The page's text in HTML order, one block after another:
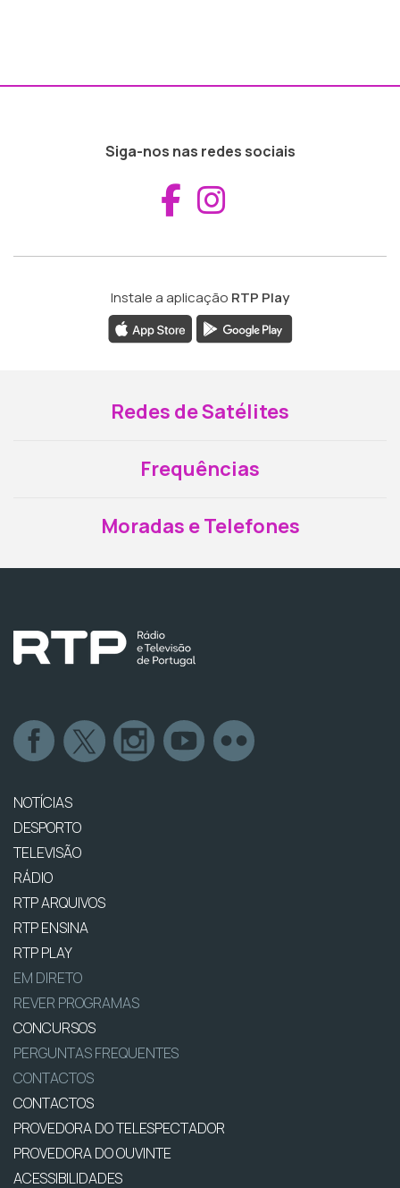
Siga-nos nas redes sociais
Aceder ao
Instale a aplicação RTP Play
Redes de Satélites
Frequências
Moradas e Telefones
NOTÍCIAS
DESPORTO
TELEVISÃO
RÁDIO
RTP ARQUIVOS
RTP ENSINA
RTP PLAY
EM DIRETO
REVER PROGRAMAS
CONCURSOS
PERGUNTAS FREQUENTES
CONTACTOS
CONTACTOS
PROVEDORA DO TELESPECTADOR
PROVEDORA DO OUVINTE
ACESSIBILIDADES